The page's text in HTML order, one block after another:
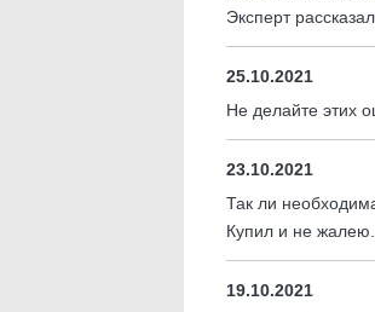
Эксперт
25.10.2021
Не делайте этих
23.10.2021
Так ли
Купил и не
19.10.2021